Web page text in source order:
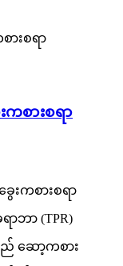
ကစားစရာ
းကစားစရာ
ာဘာ (TPR)
ည် ဆော့ကစား